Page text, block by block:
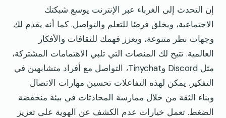
إن التحدث إلى الغرباء عبر الإنترنت يوسع شبكتك
الاجتماعية، ويخلق فرصًا للتعلم والتواصل. كما أنه يقدم لك
وجهات نظر متنوعة، ويعزز فهمك للثقافات والأفكار
العالمية. تتيح لك المنصات التي تلبي الاهتمامات المشتركة،
مثل Discord وTinychat، التواصل مع أفراد متشابهين في
التفكير. يمكن لهذه التفاعلات تحسين مهارات الاتصال
وبناء الثقة من خلال ممارسة المحادثات في بيئة منخفضة
الضغط. تعمل خيارات عدم الكشف عن الهوية على تعزيز